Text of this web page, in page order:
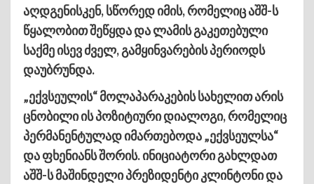
აღდგენისკენ, სწორედ იმის, რომელიც აშშ-ს
წყალობით შეწყდა და ლამის გაკეთებული
საქმე ისევ ძველ, გამყინვარების პერიოდს
დაუბრუნდა.
„ექვსეულის“ მოლაპარაკების სახელით არის
ცნობილი ის პოზიტიური დიალოგი, რომელიც
პერმანენტულად იმართებოდა „ექვსეულსა“
და ფხენიანს შორის. ინიციატორი გახლდათ
აშშ-ს მაშინდელი პრეზიდენტი კლინტონი და